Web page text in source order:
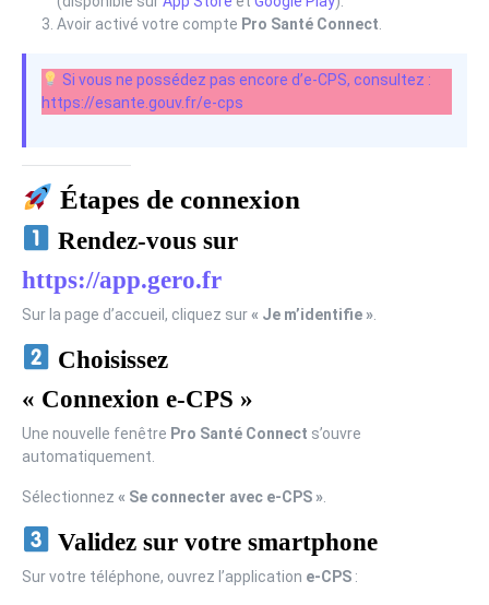
Avoir activé votre compte Pro Santé Connect
Si vous ne possédez pas encore d’e-CPS, consultez :
https://esante.gouv.fr/e-cps
Étapes de connexion
Rendez-vous sur
https://app.gero.fr
Sur la page d’accueil, cliquez sur« Je m’identifie »
Choisissez
« Connexion e-CPS »
Une nouvelle fenêtre Pro Santé Connect s’ouvre
automatiquement.
Sélectionnez « Se connecter avec e-CPS »
Validez sur votre smartphone
Sur votre téléphone, ouvrez l’application e-CPS :